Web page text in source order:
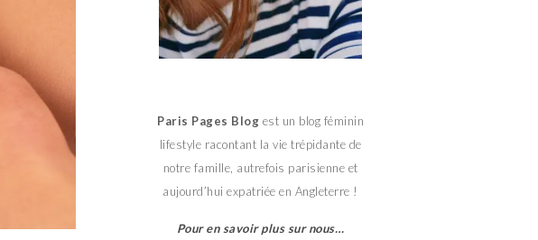
Paris Pages Blog est un blog féminin
lifestyle racontant la vie trépidante de
notre famille, autrefois parisienne et
aujourd’hui expatriée en Angleterre !
Pour en savoir plus sur nous…